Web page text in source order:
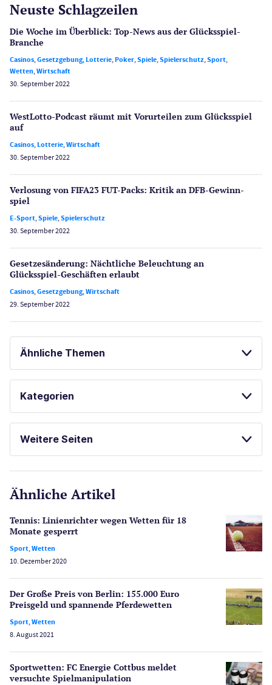
Neuste Schlagzeilen
Die Woche im Überblick: Top-News aus der Glücksspiel-
Branche
Casinos,Gesetzgebung,Lotterie,Poker,Spiele,Spielerschutz,Sport,
Wetten,Wirtschaft
30. September 2022
WestLotto-Podcast räumt mit Vorurteilen zum Glücksspiel
auf
Casinos,Lotterie,Wirtschaft
30. September 2022
Verlosung von FIFA23 FUT-Packs: Kritik an DFB-Gewinn­
spiel
E-Sport,Spiele,Spielerschutz
30. September 2022
Gesetzes­änderung: Nächtliche Beleuch­tung an
Glücksspiel-Geschäften erlaubt
Casinos,Gesetzgebung,Wirtschaft
29. September 2022
Ähnliche Themen
SPORTWETTEN ONLINE SPORTWETTEN
Kategorien
Gesetzgebung
Lotterie
Poker
Schlagzeilen
Spiele
Spielerschutz
Weitere Seiten
CasinoOnline.de
PayPal Casinos
Merkur Casinos
Spielautomaten
Casino Testberichte
Ähnliche Artikel
Tennis: Linienrichter wegen Wetten für 18
Monate gesperrt
Sport,Wetten
10. Dezember 2020
Der Große Preis von Berlin: 155.000 Euro
Preisgeld und spannende Pferdewetten
Sport,Wetten
8. August 2021
Sportwetten: FC Energie Cottbus meldet
versuchte Spiel­manipulation